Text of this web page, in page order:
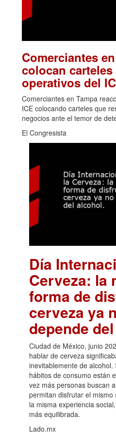
Comerciantes
colocan
operativos del
Comerciantes en Tampa
ICE colocando carteles que
negocios ante el temor de
El Congresista
Día
Cerveza: la
forma de
cerveza ya
depende
Ciudad de México, junio
hablar de cerveza
inevitablemente de alcohol.
hábitos de consumo están
vez más personas buscan
permitan disfrutar el mismo
la misma experiencia
más equilibrada.
Lado.mx